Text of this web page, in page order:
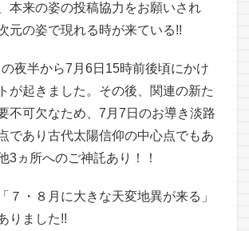
本来の姿の投稿協力をお願いされ
元の姿で現れる時が来ている!!
夜半から7月6日15時前後頃にかけ
が起きました。その後、関連の新た
不可欠なため、7月7日のお導き淡路
であり古代太陽信仰の中心点でもあ
3ヵ所へのご神託あり！！
７・８月に大きな天変地異が来る」
りました!!